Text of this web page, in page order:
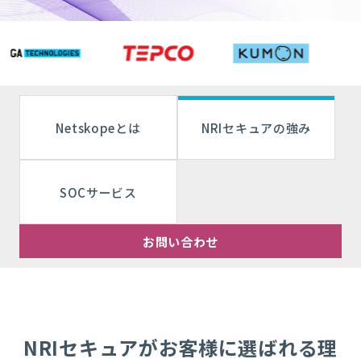
Netskopeとは NRIセキュアの強み
SOCサービス
お問い合わせ
NRIセキュアがお客様に選ばれる理